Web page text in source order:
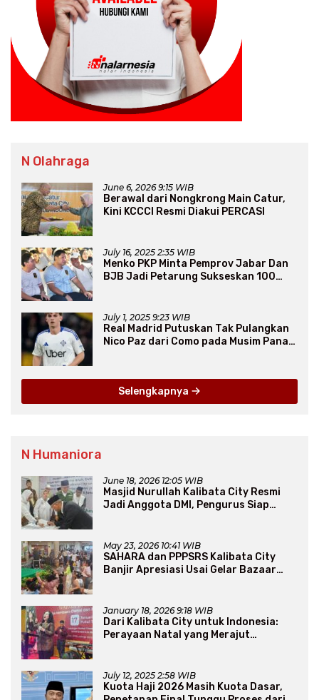
N Olahraga
June 6, 2026 9:15 WIB
Berawal dari Nongkrong Main Catur,
Kini KCCCI Resmi Diakui PERCASI
July 16, 2025 2:35 WIB
Menko PKP Minta Pemprov Jabar Dan
BJB Jadi Petarung Sukseskan 100
July 1, 2025 9:23 WIB
Real Madrid Putuskan Tak Pulangkan
Nico Paz dari Como pada Musim Panas
Selengkapnya
N Humaniora
June 18, 2026 12:05 WIB
Masjid Nurullah Kalibata City Resmi
Jadi Anggota DMI, Pengurus Siap
May 23, 2026 10:41 WIB
SAHARA dan PPPSRS Kalibata City
Banjir Apresiasi Usai Gelar Bazaar
January 18, 2026 9:18 WIB
Dari Kalibata City untuk Indonesia:
Perayaan Natal yang Merajut
July 12, 2025 2:58 WIB
Kuota Haji 2026 Masih Kuota Dasar,